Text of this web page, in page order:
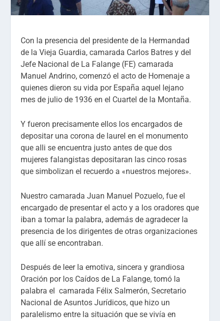
Con la presencia del presidente de la Hermandad
de la Vieja Guardia, camarada Carlos Batres y del
Jefe Nacional de La Falange (FE) camarada
Manuel Andrino, comenzó el acto de Homenaje a
quienes dieron su vida por España aquel lejano
mes de julio de 1936 en el Cuartel de la Montaña.
Y fueron precisamente ellos los encargados de
depositar una corona de laurel en el monumento
que alli se encuentra justo antes de que dos
mujeres falangistas depositaran las cinco rosas
que simbolizan el recuerdo a «nuestros mejores».
Nuestro camarada Juan Manuel Pozuelo, fue el
encargado de presentar el acto y a los oradores que
iban a tomar la palabra, además de agradecer la
presencia de los dirigentes de otras organizaciones
que allí se encontraban.
Después de leer la emotiva, sincera y grandiosa
Oración por los Caídos de La Falange, tomó la
palabra el camarada Félix Salmerón, Secretario
Nacional de Asuntos Jurídicos, que hizo un
paralelismo entre la situación que se vivía en